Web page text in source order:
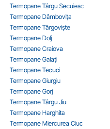
Termopane Târgu Secuiesc
Termopane Dâmbovița
Termopane Târgoviște
Termopane Dolj
Termopane Craiova
Termopane Galați
Termopane Tecuci
Termopane Giurgiu
Termopane Gorj
Termopane Târgu Jiu
Termopane Harghita
Termopane Miercurea Ciuc